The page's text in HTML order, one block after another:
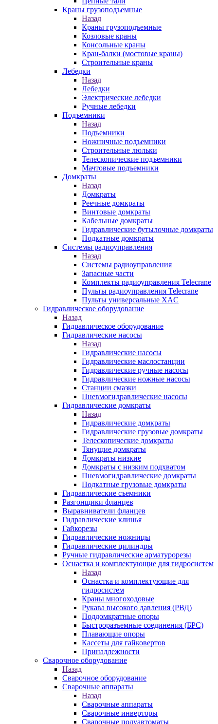
Краны грузоподъемные
Назад
Краны грузоподъемные
Козловые краны
Консольные краны
Кран-балки (мостовые краны)
Строительные краны
Лебедки
Назад
Лебедки
Электрические лебедки
Ручные лебедки
Подъемники
Назад
Подъемники
Ножничные подъемники
Строительные люльки
Телескопические подъемники
Мачтовые подъемники
Домкраты
Назад
Домкраты
Реечные домкраты
Винтовые домкраты
Кабельные домкраты
Гидравлические бутылочные домкраты
Подкатные домкраты
Системы радиоуправления
Назад
Системы радиоуправления
Запасные части
Комплекты радиоуправления Telecrane
Пульты радиоуправления Telecrane
Пульты универсальные XAC
Гидравлическое оборудование
Назад
Гидравлическое оборудование
Гидравлические насосы
Назад
Гидравлические насосы
Гидравлические маслостанции
Гидравлические ручные насосы
Гидравлические ножные насосы
Станции смазки
Пневмогидравлические насосы
Гидравлические домкраты
Назад
Гидравлические домкраты
Гидравлические грузовые домкраты
Телескопические домкраты
Тянущие домкраты
Домкраты низкие
Домкраты с низким подхватом
Пневмогидравлические домкраты
Подкатные грузовые домкраты
Гидравлические съемники
Разгонщики фланцев
Выравниватели фланцев
Гидравлические клинья
Гайкорезы
Гидравлические ножницы
Гидравлические цилиндры
Ручные гидравлические арматурорезы
Оснастка и комплектующие для гидросистем
Назад
Оснастка и комплектующие для
гидросистем
Краны многоходовые
Рукава высокого давления (РВД)
Поддомкратные опоры
Быстроразъемные соединения (БРС)
Плавающие опоры
Кассеты для гайковертов
Принадлежности
Сварочное оборудование
Назад
Сварочное оборудование
Сварочные аппараты
Назад
Сварочные аппараты
Сварочные инверторы
Сварочные полуавтоматы